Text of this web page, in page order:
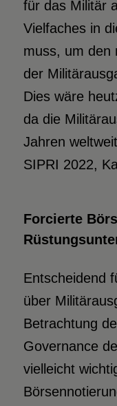
für das Militär
Vielfaches in
muss, um den
der
Dies wäre
da die
Jahren
SIPRI 2022,
Forcierte
Entscheidend
über
Betrachtung
Governance
vielleicht